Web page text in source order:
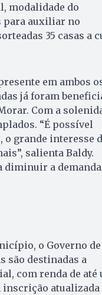
modalidade do
para auxiliar no
35 casas a
em ambos
já foram
Com a
“É possível
grande interesse
salienta Baldy.
diminuir a
o Governo de
são destinadas a
com renda de até
atualizada